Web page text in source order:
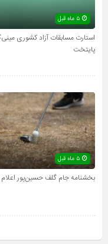
استارت مسابقات آزاد کشوری
پایتخت
بخشنامه جام گلف حسین‌پور